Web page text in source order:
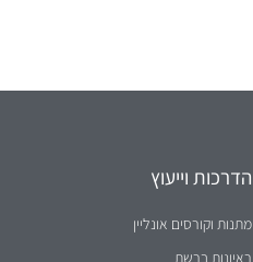
הדרכות וייעוץ
מתנות וקורסים אונליין
ראיונות ברשת